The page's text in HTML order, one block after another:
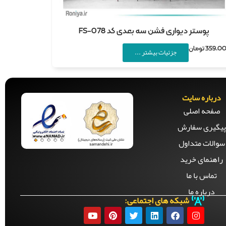
پوستر دیواری فشن سه بعدی کد FS-078
تومان جزئیات بیشتر ...
درباره سایت
صفحه‌ اصلی
پیگیری سفارش
سوالات متداول
راهنمای خرید
تماس با ما
درباره ما
شبکه های اجتماعی: